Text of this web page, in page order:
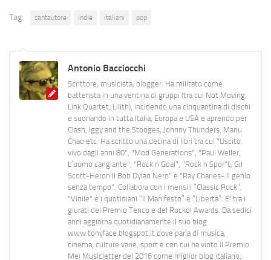
Tag: cantautore indie italiani pop
Antonio Bacciocchi
Scrittore, musicista, blogger. Ha militato come
batterista in una ventina di gruppi (tra cui Not Moving,
Link Quartet, Lilith), incidendo una cinquantina di dischi
e suonando in tutta Italia, Europa e USA e aprendo per
Clash, Iggy and the Stooges, Johnny Thunders, Manu
Chao etc. Ha scritto una decina di libri tra cui "Uscito
vivo dagli anni 80", "Mod Generations", "Paul Weller,
L’uomo cangiante", "Rock n Goal", "Rock n Spor"t, Gil
Scott-Heron Il Bob Dylan Nero" e "Ray Charles- Il genio
senza tempo". Collabora con i mensili “Classic Rock”,
"Vinile" e i quotidiani “Il Manifesto” e “Libertà”. E' tra i
giurati del Premio Tenco e del Rockol Awards. Da sedici
anni aggiorna quotidianamente il suo blog
www.tonyface.blogspot.it dove parla di musica,
cinema, culture varie, sport e con cui ha vinto il Premio
Mei Musicletter del 2016 come miglior blog italiano.